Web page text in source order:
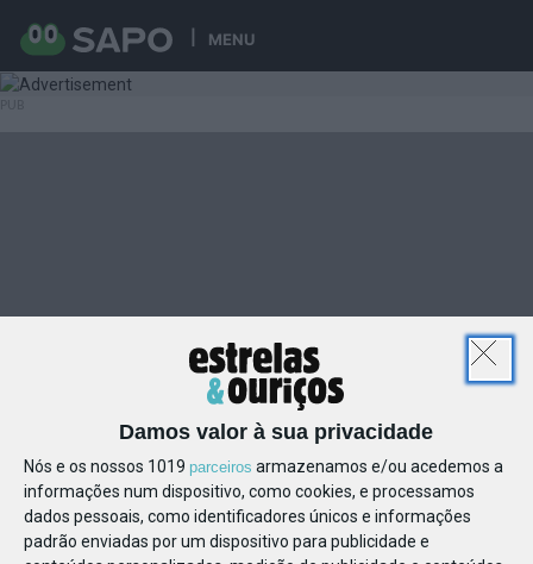
Damos valor à sua privacidade
Nós e os nossos 1019 parceiros armazenamos e/ou acedemos a
informações num dispositivo, como cookies, e processamos
dados pessoais, como identificadores únicos e informações
padrão enviadas por um dispositivo para publicidade e
MENU